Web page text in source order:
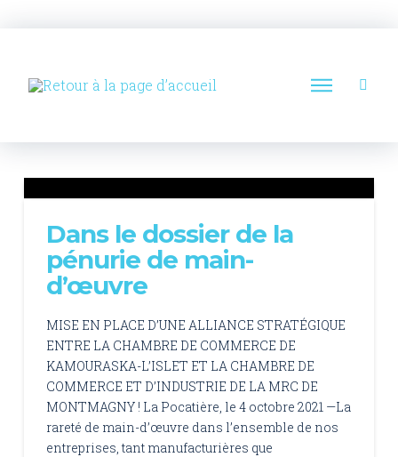
Dans le dossier de la
pénurie de main-
d’œuvre
MISE EN PLACE D’UNE ALLIANCE STRATÉGIQUE
ENTRE LA CHAMBRE DE COMMERCE DE
KAMOURASKA-L’ISLET ET LA CHAMBRE DE
COMMERCE ET D’INDUSTRIE DE LA MRC DE
MONTMAGNY ! La Pocatière, le 4 octobre 2021 —La
rareté de main-d’œuvre dans l’ensemble de nos
entreprises, tant manufacturières que